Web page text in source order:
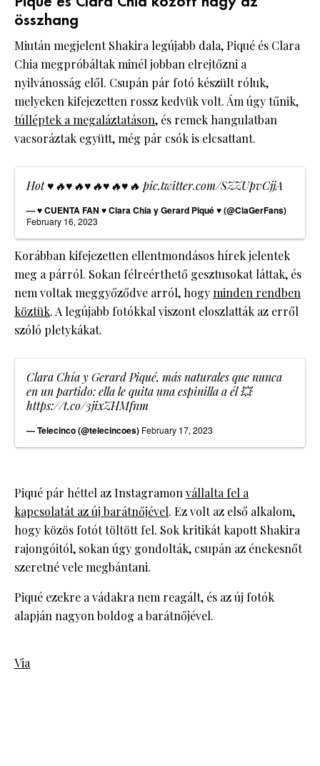
összhang
Miután megjelent Shakira legújabb dala, Piqué és Clara
Chia megpróbáltak minél jobban elrejtőzni a
nyilvánosság elől. Csupán pár fotó készült róluk,
melyeken kifejezetten rossz kedvük volt. Ám úgy tűnik,
túlléptek a megaláztatáson, és remek hangulatban
vacsoráztak együtt, még pár csók is elcsattant.
Hot ♥🔥♥🔥♥🔥♥🔥♥🔥 pic.twitter.com/SZZUpvCjjA
— ♥ CUENTA FAN ♥ Clara Chia y Gerard Piqué ♥ (@ClaGerFans)
February 16, 2023
Korábban kifejezetten ellentmondásos hírek jelentek
meg a párról. Sokan félreérthető gesztusokat láttak, és
nem voltak meggyőződve arról, hogyminden rendben
köztük. A legújabb fotókkal viszont eloszlatták az erről
szóló pletykákat.
Clara Chía y Gerard Piqué, más naturales que nunca
en un partido: ella le quita una espinilla a él 💥
https://t.co/3jixZHMfnm
— Telecinco (@telecincoes) February 17, 2023
Piqué pár héttel az Instagramonvállalta fel a
kapcsolatát az új barátnőjével. Ez volt az első alkalom,
hogy közös fotót töltött fel. Sok kritikát kapott Shakira
rajongóitól, sokan úgy gondolták, csupán az énekesnőt
szeretné vele megbántani.
Piqué ezekre a vádakra nem reagált, és az új fotók
alapján nagyon boldog a barátnőjével.
Via